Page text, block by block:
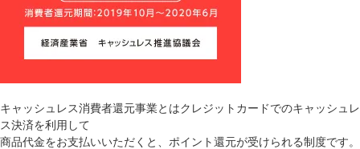
キャッシュレス消費者還元事業とはクレジットカードでのキャッシュレ
ス決済を利用して
商品代金をお支払いいただくと、ポイント還元が受けられる制度です。